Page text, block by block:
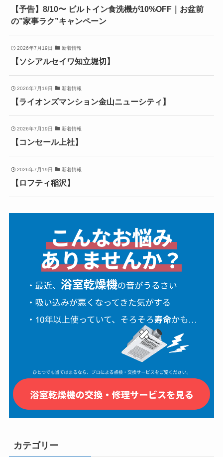
【予告】8/10〜 ビルトイン食洗機が10%OFF｜お盆前
の”家事ラク”キャンペーン
2026年7月19日 新着情報
【ソシアルセイワ知立堀切】
2026年7月19日 新着情報
【ライオンズマンション金山ニューシティ】
2026年7月19日 新着情報
【コンセール上社】
2026年7月19日 新着情報
【ロフティ稲沢】
カテゴリー